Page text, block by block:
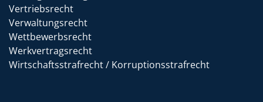
Vertriebsrecht
Verwaltungsrecht
Wettbewerbsrecht
Werkvertragsrecht
Wirtschaftsstrafrecht / Korruptionsstrafrecht